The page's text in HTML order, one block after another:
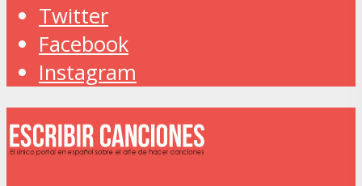
Twitter
Facebook
Instagram